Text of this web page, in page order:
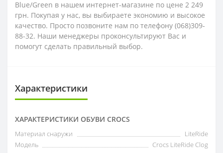
Blue/Green в нашем интернет-магазине по цене 2 249
грн. Покупая у нас, вы выбираете экономию и высокое
качество. Просто позвоните нам по телефону (068)309-
88-32. Наши менеджеры проконсультируют Вас и
помогут сделать правильный выбор.
Характеристики
ХАРАКТЕРИСТИКИ ОБУВИ CROCS
Материал снаружи
LiteRide
Модель
Crocs LiteRide Clog